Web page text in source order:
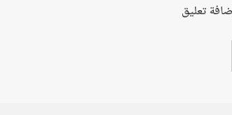
تعليق